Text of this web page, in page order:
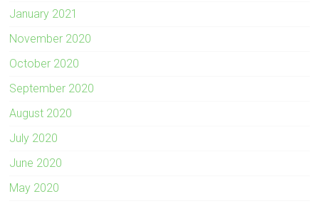
January 2021
November 2020
October 2020
September 2020
August 2020
July 2020
June 2020
May 2020